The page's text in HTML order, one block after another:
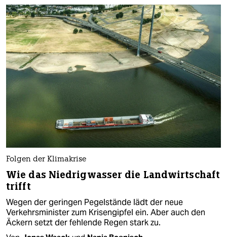
Folgen der Klimakrise
Wie das Niedrigwasser die Landwirtschaft
trifft
Wegen der geringen Pegelstände lädt der neue
Verkehrsminister zum Krisengipfel ein. Aber auch den
Äckern setzt der fehlende Regen stark zu.